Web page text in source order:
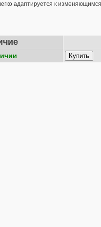
адаптируется к изменяющимся